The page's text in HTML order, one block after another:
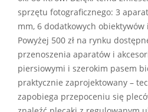
sprzętu fotograficznego: 3
mm, 6 dodatkowych obiektywów
Powyżej 500 zł na rynku
przenoszenia aparatów i
piersiowymi i szerokim pasem
praktycznie zaprojektowany –
zapobiega przepoceniu się